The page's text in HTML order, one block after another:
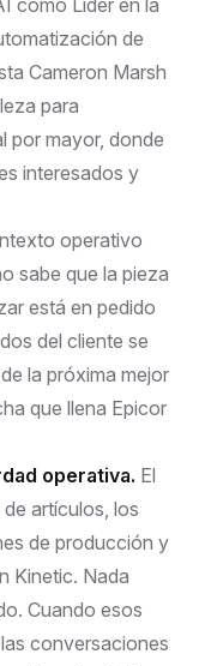
de
Cameron Marsh
para
por mayor, donde
interesados y
operativo
sabe que la pieza
está en pedido
del cliente se
la próxima mejor
que llena Epicor
operativa. El
artículos, los
de producción y
Kinetic. Nada
Cuando esos
conversaciones